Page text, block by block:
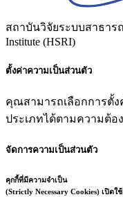
สถาบันวิจัยระบบสาธาร
Institute (HSRI)
ตั้งค่าความเป็นส่วนตัว
คุณสามารถเลือกการตั้
ประเภทได้ตามความต้อ
จัดการความเป็นส่วนตัว
คุกกี้ที่มีความจำเป็น
(Strictly Necessary Cookies) เปิดใ